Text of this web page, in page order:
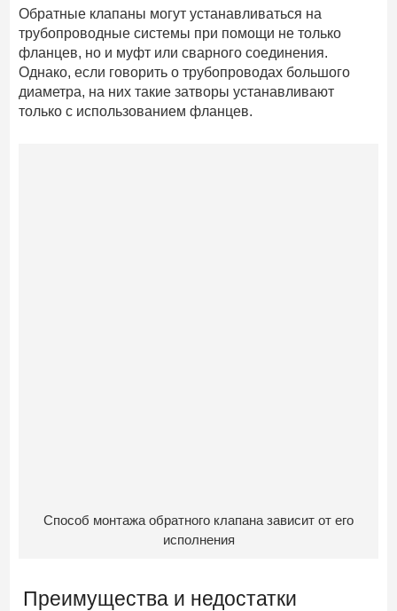
Обратные клапаны могут устанавливаться на
трубопроводные системы при помощи не только
фланцев, но и муфт или сварного соединения.
Однако, если говорить о трубопроводах большого
диаметра, на них такие затворы устанавливают
только с использованием фланцев.
Способ монтажа обратного клапана зависит от его
исполнения
Преимущества и недостатки